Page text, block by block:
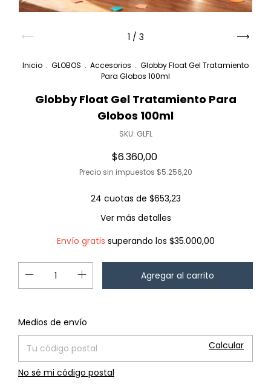
1 / 3
Inicio . GLOBOS . Accesorios . Globby Float Gel Tratamiento
Para Globos 100ml
Globby Float Gel Tratamiento Para
Globos 100ml
SKU: GLFL
$6.360,00
Precio sin impuestos $5.256,20
24 cuotas de $653,23
Ver más detalles
Envío gratis superando los $35.000,00
Entregas para el CP:
Medios de envío
Calcular
No sé mi código postal